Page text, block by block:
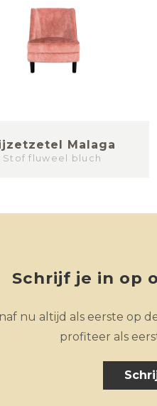
Malaga
Stof fluweel bluch
Schrijf je in op
nu altijd als eerste op
profiteer als